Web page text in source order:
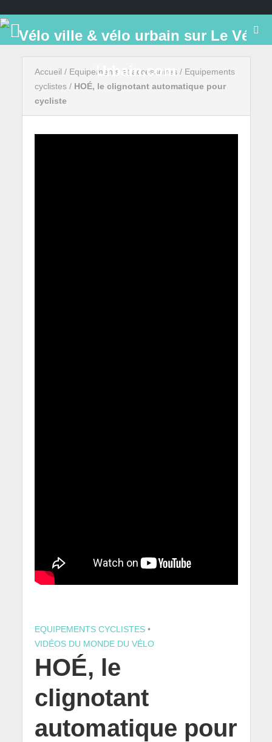
Accueil / Equipements et accessoires/ Equipements
cyclistes/ HOÉ, le clignotant automatique pour
cycliste
EQUIPEMENTS CYCLISTES •
VIDÉOS DU MONDE DU VÉLO
HOÉ, le
clignotant
automatique pour